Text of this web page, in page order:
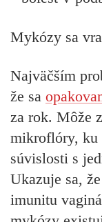
Mykózy sa
Najväčším
že sa
za rok. Môže
mikroflóry, ku
súvislosti s
Ukazuje sa,
imunitu